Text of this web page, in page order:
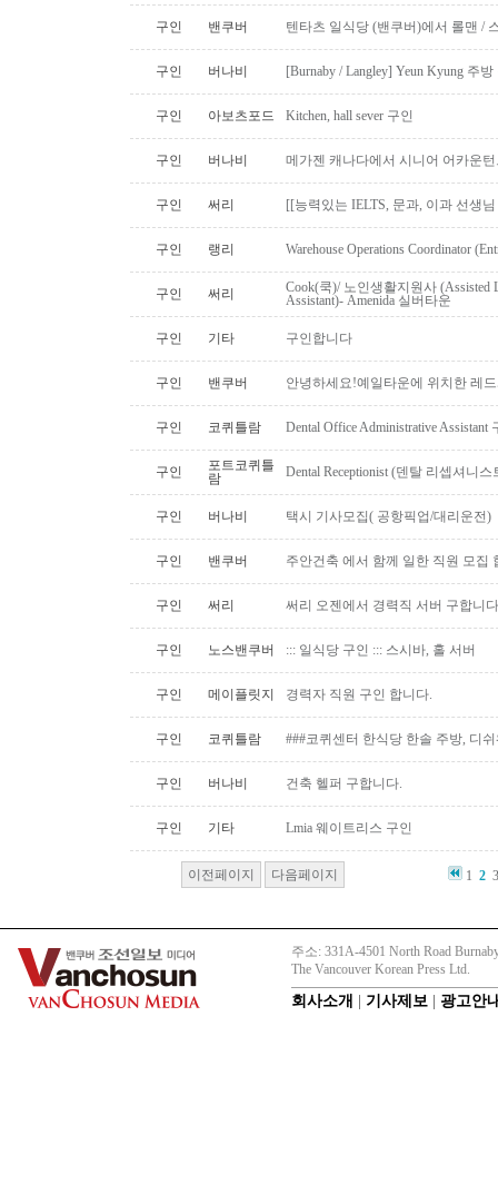
구인 밴쿠버 텐타츠 일식당 (밴쿠버)에서 롤맨 /
구인 버나비 [Burnaby / Langley] Yeun Kyung 주
구인 아보츠포드 Kitchen, hall sever 구인
구인 버나비 메가젠 캐나다에서 시니어 어카운
구인 써리 [[능력있는 IELTS, 문과, 이과 선생
구인 랭리 Warehouse Operations Coordinator
구인 써리
Cook(쿡)/ 노인생활지원사 (Assisted
Assistant)- Amenida 실버타운
구인 기타 구인합니다
구인 밴쿠버 안녕하세요!예일타운에 위치한 레
구인 코퀴틀람 Dental Office Administrative Assistant
구인
포트코퀴틀
람
Dental Receptionist (덴탈 리셉셔니
구인 버나비 택시 기사모집( 공항픽업/대리운전)
구인 밴쿠버 주안건축 에서 함께 일한 직원 모집
구인 써리 써리 오젠에서 경력직 서버 구합니다
구인 노스밴쿠버 ::: 일식당 구인 ::: 스시바, 홀 서버
구인 메이플릿지 경력자 직원 구인 합니다.
구인 코퀴틀람 ###코퀴센터 한식당 한솔 주방, 디
구인 버나비 건축 헬퍼 구합니다.
구인 기타 Lmia 웨이트리스 구인
이전페이지 다음페이지 1 2
주소: 331A-4501 North Road
The Vancouver Korean Press Ltd.
회사소개 기사제보 광고안